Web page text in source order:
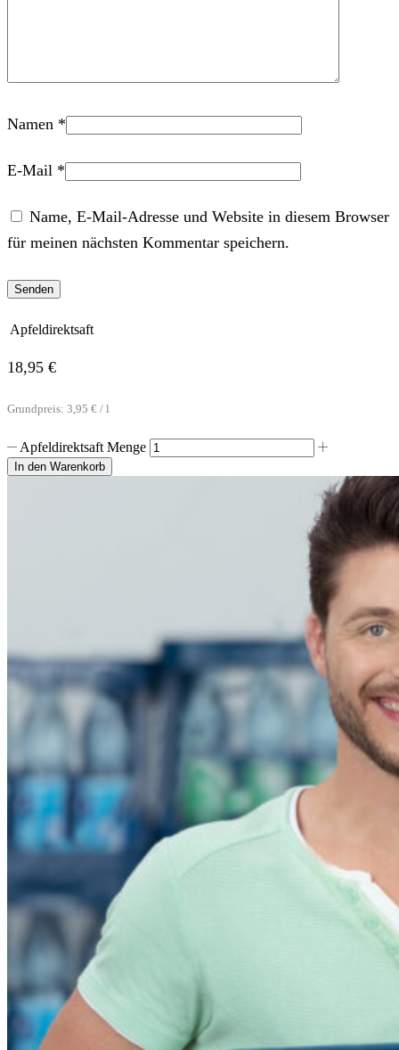
Namen *
E-Mail *
Name, E-Mail-Adresse und Website in diesem Browser
für meinen nächsten Kommentar speichern.
Apfeldirektsaft
18,95 €
Grundpreis: 3,95 € / l
Apfeldirektsaft Menge
In den Warenkorb